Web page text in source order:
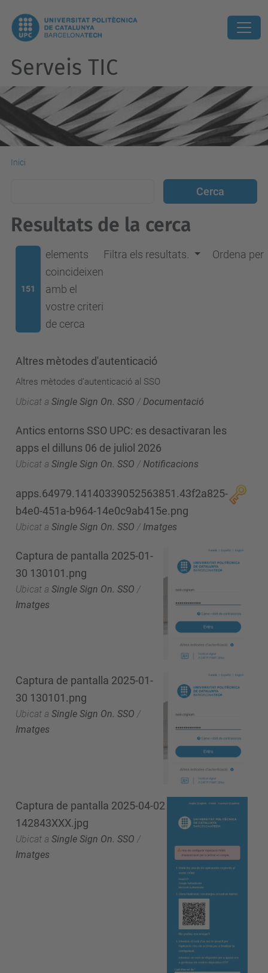
Serveis TIC
Inici
Resultats de la cerca
151
elements
coincideixen
amb el
vostre criteri
de cerca
Filtra els resultats. Ordena per
Altres mètodes d'autenticació
Altres mètodes d'autenticació al SSO
Ubicat a Single Sign On. SSO / Documentació
Antics entorns SSO UPC: es desactivaran les
apps el dilluns 06 de juliol 2026
Ubicat a Single Sign On. SSO /Notificacions
apps.64979.14140339052563851.43f2a825-
b4e0-451a-b964-14e0c9ab415e.png
Ubicat a Single Sign On. SSO / Imatges
Captura de pantalla 2025-01-
30 130101.png
Ubicat a Single Sign On. SSO /
Imatges
Captura de pantalla 2025-01-
30 130101.png
Ubicat a Single Sign On. SSO /
Imatges
Captura de pantalla 2025-04-02
142843XXX.jpg
Ubicat a Single Sign On. SSO /
Imatges